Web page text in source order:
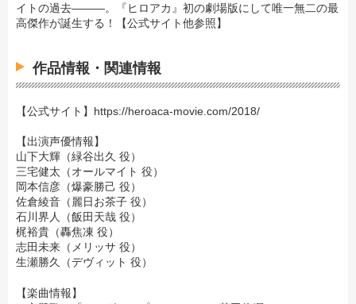
イトの過去―――。『ヒロアカ』初の劇場版にして唯一無二の最
高傑作が誕生する！【公式サイト他参照】
作品情報・関連情報
【公式サイト】 https://heroaca-movie.com/2018/
【出演声優情報】
山下大輝（緑谷出久 役）
三宅健太（オールマイト 役）
岡本信彦（爆豪勝己 役）
佐倉綾音（麗日お茶子 役）
石川界人（飯田天哉 役）
梶裕貴（轟焦凍 役）
志田未来（メリッサ 役）
生瀬勝久（デヴィット 役）
【楽曲情報】